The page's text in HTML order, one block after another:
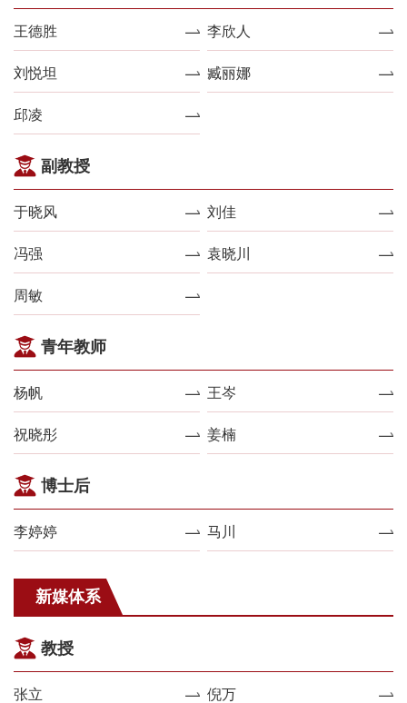
王德胜 李欣人
刘悦坦 臧丽娜
邱凌
副教授
于晓风 刘佳
冯强 袁晓川
周敏
青年教师
杨帆 王岑
祝晓彤 姜楠
博士后
李婷婷 马川
新媒体系
教授
张立 倪万